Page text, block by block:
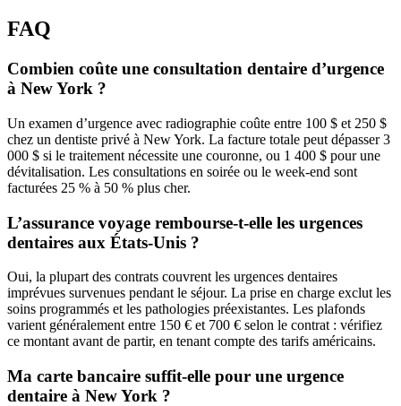
FAQ
Combien coûte une consultation dentaire d’urgence
à New York ?
Un examen d’urgence avec radiographie coûte entre 100 $ et 250 $
chez un dentiste privé à New York. La facture totale peut dépasser 3
000 $ si le traitement nécessite une couronne, ou 1 400 $ pour une
dévitalisation. Les consultations en soirée ou le week-end sont
facturées 25 % à 50 % plus cher.
L’assurance voyage rembourse-t-elle les urgences
dentaires aux États-Unis ?
Oui, la plupart des contrats couvrent les urgences dentaires
imprévues survenues pendant le séjour. La prise en charge exclut les
soins programmés et les pathologies préexistantes. Les plafonds
varient généralement entre 150 € et 700 € selon le contrat : vérifiez
ce montant avant de partir, en tenant compte des tarifs américains.
Ma carte bancaire suffit-elle pour une urgence
dentaire à New York ?